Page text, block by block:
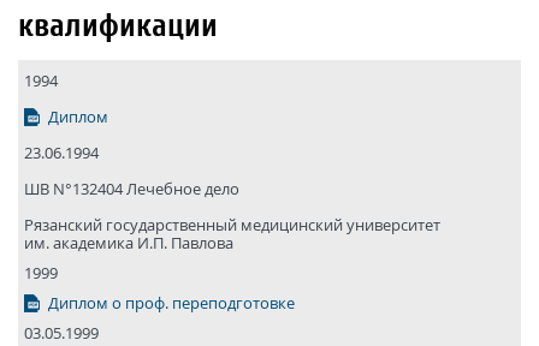
квалификации
1994
Диплом
23.06.1994
ШВ N°132404 Лечебное дело
Рязанский государствен­ный медицин­ский универси­тет
им. академика И.П. Павлова
1999
Диплом о проф. переподготовке
03.05.1999